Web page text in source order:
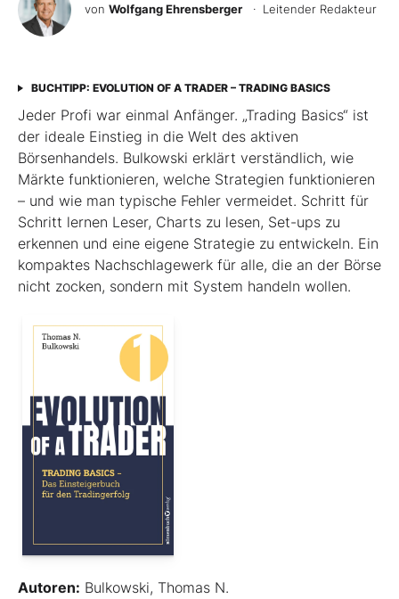
von Wolfgang Ehrensberger · Leitender Redakteur
BUCHTIPP: EVOLUTION OF A TRADER – TRADING BASICS
Jeder Profi war einmal Anfänger. „Trading Basics“ ist
der ideale Einstieg in die Welt des aktiven
Börsenhandels. Bulkowski erklärt verständlich, wie
Märkte funktionieren, welche Strategien funktionieren
– und wie man typische Fehler vermeidet. Schritt für
Schritt lernen Leser, Charts zu lesen, Set-ups zu
erkennen und eine eigene Strategie zu entwickeln. Ein
kompaktes Nachschlagewerk für alle, die an der Börse
nicht zocken, sondern mit System handeln wollen.
Autoren: Bulkowski, Thomas N.